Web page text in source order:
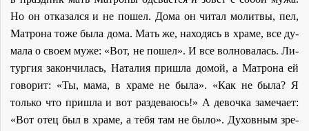
Но он от­ка­зал­ся и не по­шел. До­ма он чи­тал мо­лит­вы, пел,
Мат­ро­на то­же бы­ла до­ма. Мать же, на­хо­дясь в хра­ме, все ду­
ма­ла о сво­ем му­же: «Вот, не по­шел». И все вол­но­ва­лась. Ли­
тур­гия за­кон­чи­лась, На­та­лия при­шла до­мой, а Мат­ро­на ей
го­во­рит: «Ты, ма­ма, в хра­ме не бы­ла». «Как не бы­ла? Я
толь­ко что при­шла и вот раз­де­ва­юсь!» А де­воч­ка за­ме­ча­ет:
«Вот отец был в хра­ме, а те­бя там не бы­ло». Ду­хов­ным зре­